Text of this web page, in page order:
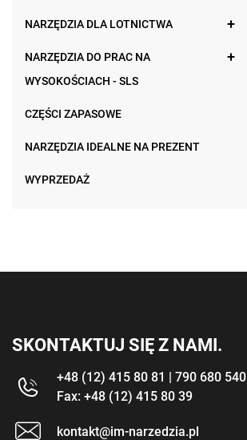
NARZĘDZIA DLA LOTNICTWA
NARZĘDZIA DO PRAC NA
WYSOKOŚCIACH - SLS
CZĘŚCI ZAPASOWE
NARZĘDZIA IDEALNE NA PREZENT
WYPRZEDAŻ
SKONTAKTUJ SIĘ Z NAMI.
+48 (12) 415 80 81 | 790 680 540
Fax: +48 (12) 415 80 39
kontakt@im-narzedzia.pl